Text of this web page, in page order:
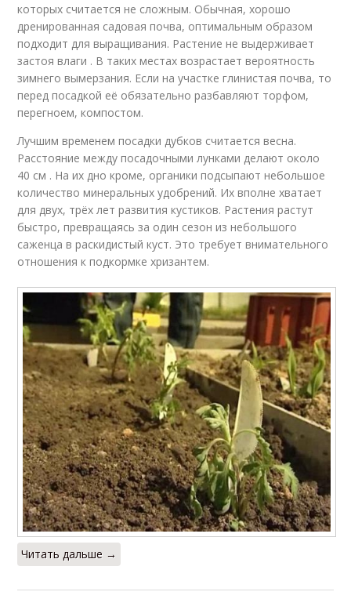
которых считается не сложным. Обычная, хорошо
дренированная садовая почва, оптимальным образом
подходит для выращивания. Растение не выдерживает
застоя влаги . В таких местах возрастает вероятность
зимнего вымерзания. Если на участке глинистая почва, то
перед посадкой её обязательно разбавляют торфом,
перегноем, компостом.
Лучшим временем посадки дубков считается весна.
Расстояние между посадочными лунками делают около
40 см . На их дно кроме, органики подсыпают небольшое
количество минеральных удобрений. Их вполне хватает
для двух, трёх лет развития кустиков. Растения растут
быстро, превращаясь за один сезон из небольшого
саженца в раскидистый куст. Это требует внимательного
отношения к подкормке хризантем.
Читать дальше →